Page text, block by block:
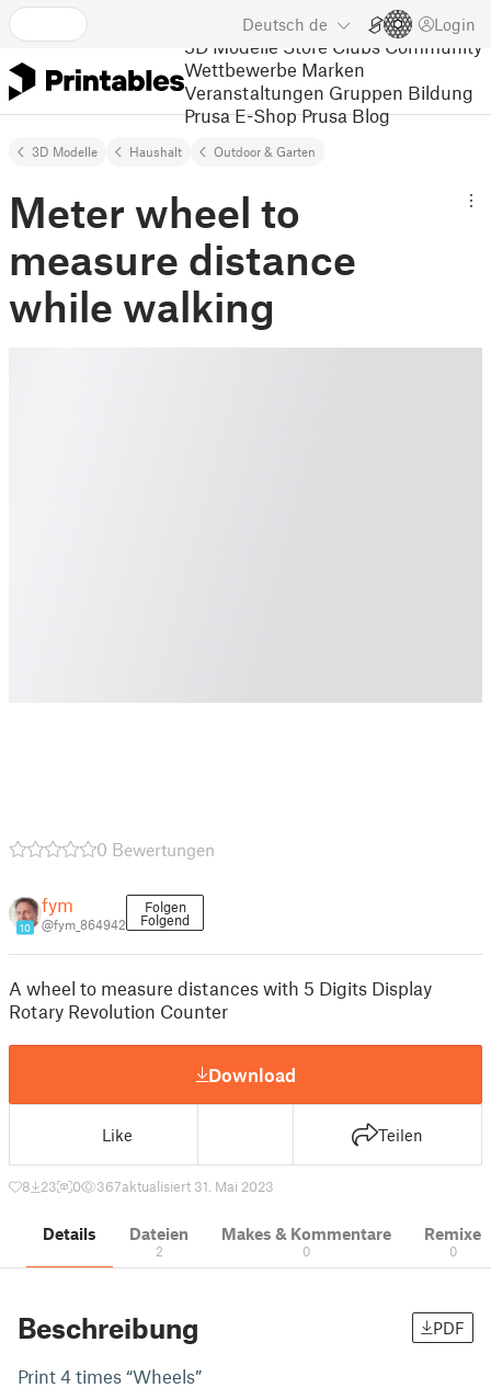
Deutsch de Login
3D Modelle Store Clubs Community
Wettbewerbe Marken
Veranstaltungen Gruppen Bildung
Prusa E-Shop Prusa Blog
3D Modelle Haushalt Outdoor & Garten
Meter wheel to
measure distance
while walking
0 Bewertungen
10
fym
@fym_864942
Folgen
Folgend
A wheel to measure distances with 5 Digits Display
Rotary Revolution Counter
Download
Like Teilen
8 23 0 367aktualisiert 31. Mai 2023
Details Dateien
2
Makes & Kommentare
0
Remixe
0
Beschreibung PDF
Print 4 times “Wheels”